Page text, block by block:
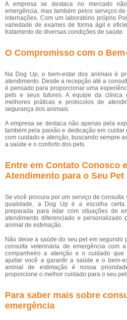
A empresa se destaca no mercado
emergência, mas também pelos serviços
internações. Com um laboratório próprio
variedade de exames de forma ágil e
tratamento de diversas condições de saúde.
O Compromisso com o
Na Dog Up, o bem-estar dos animais é
atendimento. Desde a recepção até a
é pensado para proporcionar uma
pets e seus tutores. A equipe da clínica
melhores práticas e protocolos de
segurança dos animais.
A empresa se destaca não apenas pela
também pela paixão e dedicação em cuidar
com cuidado e atenção, buscando sempre
a saúde e o conforto dos pets.
Entre em Contato Conosco
Atendimento para o Seu Pet
Se você procura por um serviço de
qualidade, a Dog Up é a escolha
preparada para lidar com situações de
atendimento diferenciado e personalizado
animal de estimação.
Não deixe a saúde do seu pet em segundo
consulta veterinária de emergência com
companheiro a atenção e o cuidado que
ajudar você a garantir a saúde e o bem-
animal de estimação é nossa
proporcione o melhor cuidado para o seu
Para saber mais sobre
emergência